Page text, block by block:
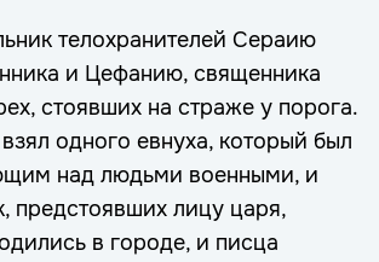
телохранителей Сераию
и Цефанию, священника
стоявших на страже у порога.
одного евнуха, который был
над людьми военными, и
предстоявших лицу царя,
в городе, и писца